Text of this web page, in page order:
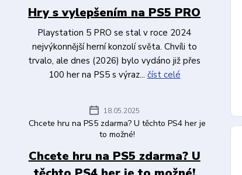
Hry s vylepšením na PS5 PRO
Playstation 5 PRO se stal v roce 2024
nejvýkonnější herní konzolí světa. Chvíli to
trvalo, ale dnes (2026) bylo vydáno již přes
100 her na PS5 s výraz... číst celé
18.05.2025
Chcete hru na PS5 zdarma? U těchto PS4 her je
to možné!
Chcete hru na PS5 zdarma? U